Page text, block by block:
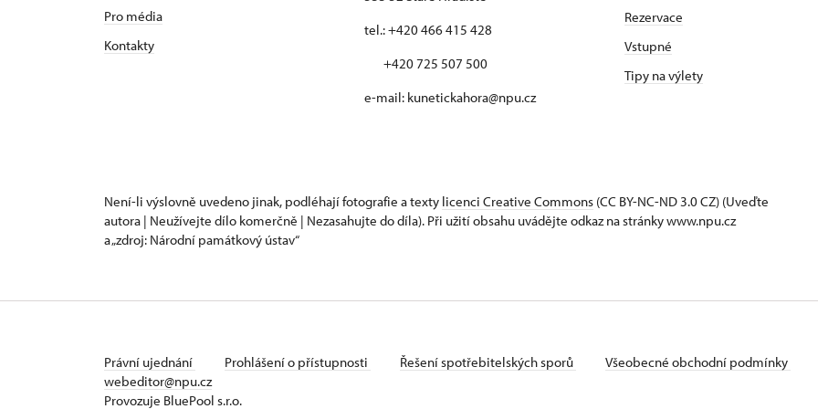
Pro média
Kontakty
tel.: +420 466 415 428
+420 725 507 500
e-mail: kunetickahora@npu.cz
Rezervace
Vstupné
Tipy na výlety
Není-li výslovně uvedeno jinak, podléhají fotografie a texty licenci Creative Commons (CC BY-NC-ND 3.0 CZ) (Uveďte
autora | Neužívejte dílo komerčně | Nezasahujte do díla). Při užití obsahu uvádějte odkaz na stránky www.npu.cz
a „zdroj: Národní památkový ústav“
Právní ujednání Prohlášení o přístupnosti Řešení spotřebitelských sporů Všeobecné obchodní podmínky
webeditor@npu.cz
Provozuje BluePool s.r.o.